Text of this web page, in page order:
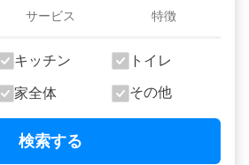
サービス 特徴
キッチン トイレ
家全体 その他
検索する